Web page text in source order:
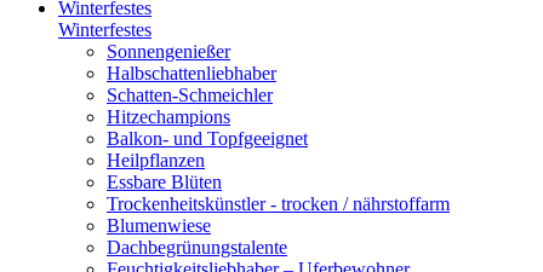
Winterfestes
Winterfestes
Sonnengenießer
Halbschattenliebhaber
Schatten-Schmeichler
Hitzechampions
Balkon- und Topfgeeignet
Heilpflanzen
Essbare Blüten
Trockenheitskünstler - trocken / nährstoffarm
Blumenwiese
Dachbegrünungstalente